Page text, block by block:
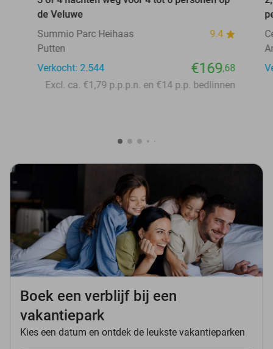
de Veluwe
Summio Parc Heihaas
9.4
Putten
Verkocht: 2.544
€169,68
Excl. ca. €1,79 p.p.p.n. en €14 p.p. bedlinnen
Boek een verblijf bij een
vakantiepark
Kies een datum en ontdek de leukste vakantieparken